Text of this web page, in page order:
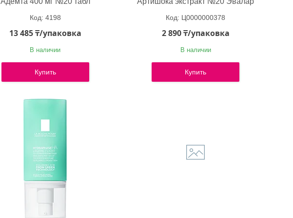
4198
13 485 ₸/упаковка
В наличии
Купить
Ц0000000378
2 890 ₸/упаковка
В наличии
Купить